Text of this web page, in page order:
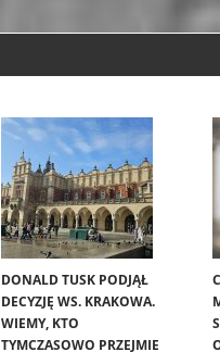
DONALD TUSK PODJĄŁ
DECYZJĘ WS. KRAKOWA.
WIEMY, KTO
TYMCZASOWO PRZEJMIE